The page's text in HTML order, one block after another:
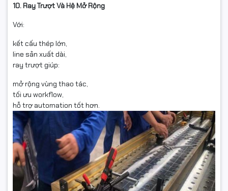
10. Ray Trượt Và Hệ Mở Rộng
Với:
kết cấu thép lớn,
line sản xuất dài,
ray trượt giúp:
mở rộng vùng thao tác,
tối ưu workflow,
hỗ trợ automation tốt hơn.